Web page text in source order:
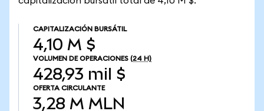
CAPITALIZACIÓN BURSÁTIL
4,10 M $
VOLUMEN DE OPERACIONES (24 H)
428,93 mil $
OFERTA CIRCULANTE
3,28 M MLN